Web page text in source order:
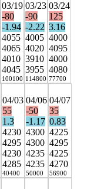
03/19
-80
-1.94
4055
4065
4010
4045
100100
03/23
-90
-2.22
4005
4020
3910
3955
114800
03/24
125
3.16
4000
4095
4000
4080
77700
04/03
55
1.3
4230
4295
4230
4285
40400
04/06
-50
-1.17
4300
4300
4235
4235
50000
04/07
35
0.83
4225
4295
4225
4270
56900